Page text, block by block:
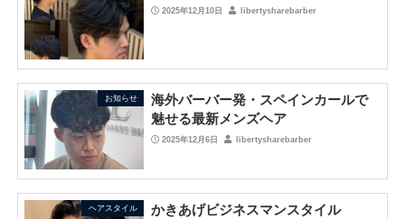
2025年12月10日 libertysharebarber
お知らせ
海外バーバー発・スペインカールで
魅せる最新メンズヘア
2025年12月6日 libertysharebarber
ヘアスタイル かきあげビジネスマンスタイル